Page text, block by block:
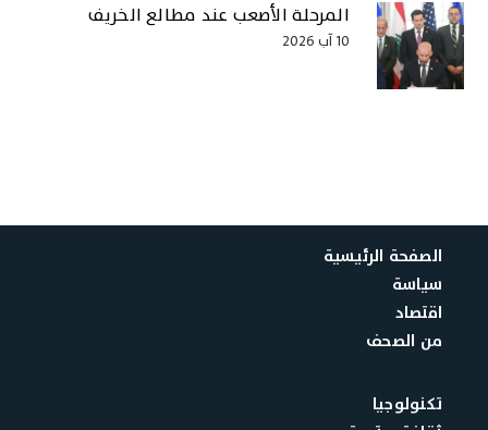
المرحلة الأصعب عند مطالع الخريف
10 آب 2026
الصفحة الرئيسية
سياسة
اقتصاد
من الصحف
تكنولوجيا